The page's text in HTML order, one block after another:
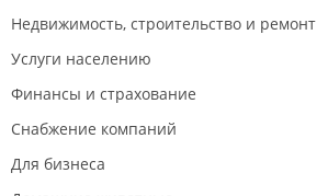
Недвижимость, строительство и ремонт
Услуги населению
Финансы и страхование
Снабжение компаний
Для бизнеса